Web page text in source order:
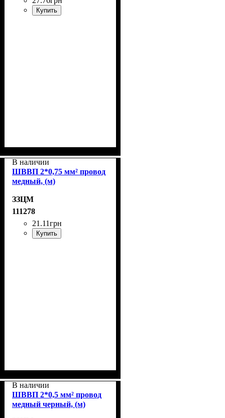
Купить
В наличии
ШВВП 2*0,75 мм² провод
медный, (м)
ЗЗЦМ
111278
21 .11грн
Купить
В наличии
ШВВП 2*0,5 мм² провод
медный черный, (м)